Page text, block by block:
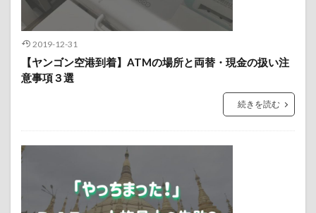
2019-12-31
【ヤンゴン空港到着】ATMの場所と両替・現金の扱い注
意事項３選
続きを読む